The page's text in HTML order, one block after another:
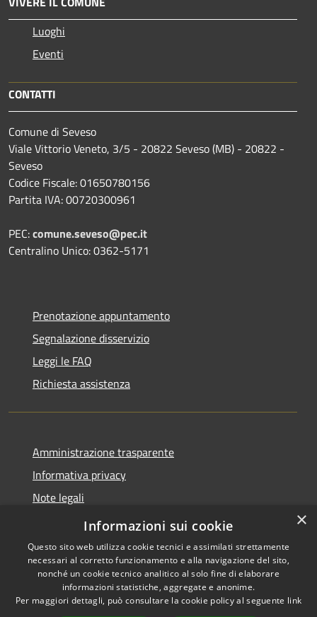
Luoghi
Eventi
CONTATTI
Comune di Seveso
Viale Vittorio Veneto, 3/5 - 20822 Seveso (MB) - 20822 -
Seveso
Codice Fiscale: 01650780156
Partita IVA: 00720300961
PEC:comune.seveso@pec.it
Centralino Unico: 0362-5171
Prenotazione appuntamento
Segnalazione disservizio
Leggi le FAQ
Richiesta assistenza
Amministrazione trasparente
Informativa privacy
Note legali
Dichiarazione di accessibilità
Accessibilità
Copyright © 2026 • Città di
Seveso • Powered by
×
Informazioni sui cookie
Questo sito web utilizza cookie tecnici e assimilati strettamente
necessari al corretto funzionamento e alla navigazione del sito,
nonché un cookie tecnico analitico al solo fine di elaborare
informazioni statistiche, aggregate e anonime.
Per maggiori dettagli, può consultare la cookie policy al seguente link